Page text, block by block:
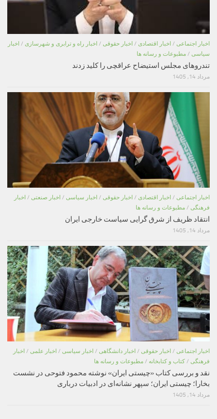
اخبار اجتماعی / اخبار اقتصادی / اخبار حقوقی / اخبار راه و ترابری و شهرسازی / اخبار
سیاسی / مطبوعات و رسانه ها
تندروهای مجلس استیضاح عراقچی را کلید زدند
مرداد 14, 1405
اخبار اجتماعی / اخبار اقتصادی / اخبار حقوقی / اخبار سیاسی / اخبار صنعتی / اخبار
فرهنگی / مطبوعات و رسانه ها
انتقاد ظریف از شرق گرایی سیاست خارجی ایران
مرداد 14, 1405
اخبار اجتماعی / اخبار حقوقی / اخبار دانشگاهی / اخبار سیاسی / اخبار علمی / اخبار
فرهنگی / کتاب و کتابخانه / مطبوعات و رسانه ها
نقد و بررسی کتاب «چیستی ایران» نوشته محمود فتوحی در نشست
بخارا؛ چیستی ایران؛ سپهر نشانه‌ای در ادبیات درباری
مرداد 14, 1405